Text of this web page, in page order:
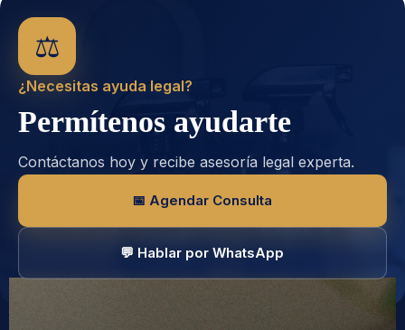
⚖️
¿Necesitas ayuda legal?
Permítenos ayudarte
Contáctanos hoy y recibe asesoría legal experta.
📅 Agendar Consulta
💬 Hablar por WhatsApp